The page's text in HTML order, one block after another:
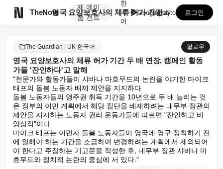
TheNote
제
품
에이
전트
영국 요양보호사의 체류 허가 기간 두 배 연장, 캠페인...
한
국
어
GooglePlay
AppStore 로그인
The Guardian | UK 한국어 팔로우
영국 요양보호사의 체류 허가 기간 두 배 연장, 캠페인 활동
가들 '잔인하다'고 말해
"전문가와 활동가들이 샤바나 마흐무드의 논란을 야기한 마이크
태프의 돌봄 노동자 배제 제안을 지지하다
돌봄 노동자들의 영주권 취득 기간을 10년으로 두 배 늘리는 것
은 정부의 이민 계획에서 해당 집단을 배제하려는 내무부 장관의
제안을 지지하는 노동자 권리 운동가들에 따르면 "잔인하고 비
양심적"이다.
마이크 태프는 이민자 돌봄 노동자들이 영국에 영구 정착하기 전
에 일해야 하는 기간을 소급하여 변경하려는 계획에서 제외되어
야 한다고 주장하는 기고문을 작성한 후, 내무부 장관 샤바나 마
흐무드와 정치적 논란의 중심에 서 있다."